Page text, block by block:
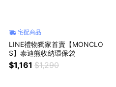
宅配商品
LINE禮物獨家首賣【MONCLO
S】泰迪熊收納環保袋
$1,161 $1,290